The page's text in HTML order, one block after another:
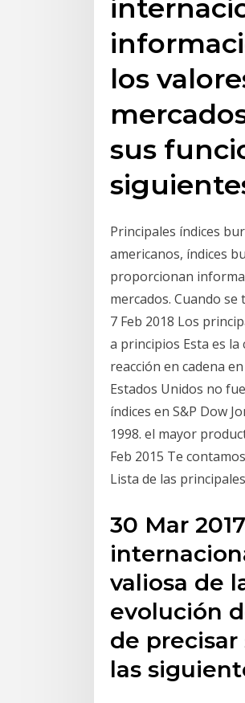
los
sus
Principales índices
americanos, índices
proporcionan
mercados. Cuando
7 Feb 2018 Los
a principios Esta es
reacción en cadena
Estados Unidos no
índices en S&P Dow
1998. el mayor
Feb 2015 Te
Lista de las
30 Mar
valiosa de
evolución
de precisar
las